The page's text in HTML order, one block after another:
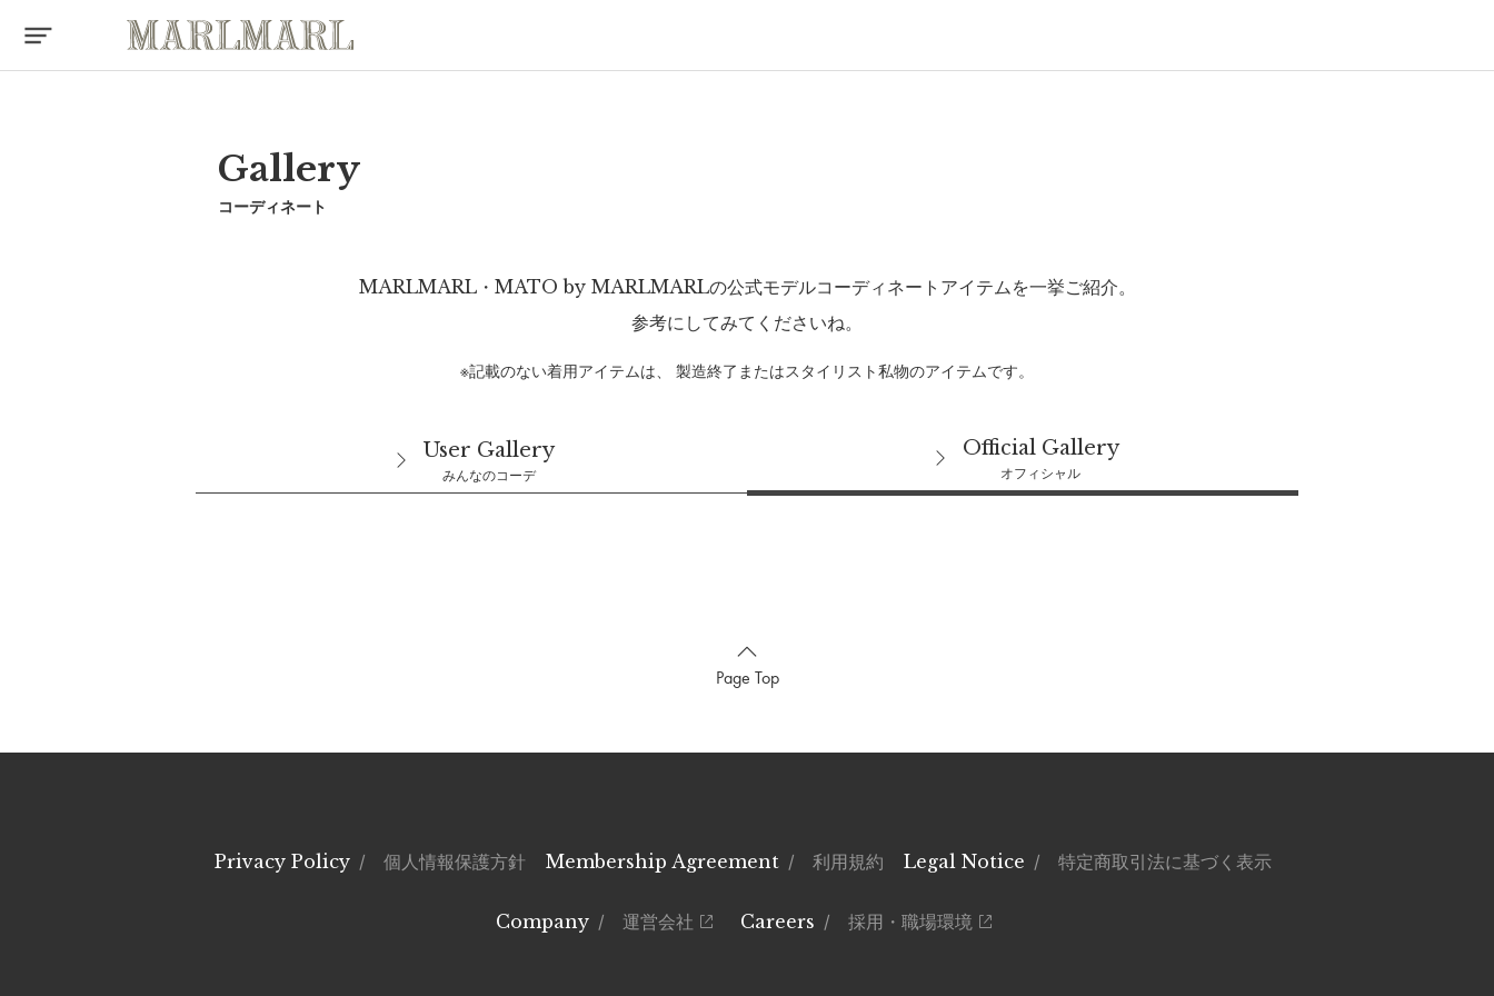
Gallery
コーディネート
MARLMARL・MATO by MARLMARLの公式モデルコーディネートアイテムを一挙ご紹介。
参考にしてみてくださいね。
※記載のない着用アイテムは、 製造終了またはスタイリスト私物のアイテムです。
User Gallery
みんなのコーデ
Official Gallery
オフィシャル
Page Top
Privacy Policy / 個人情報保護方針 Membership Agreement / 利用規約 Legal Notice / 特定商取引法に基づく表示
Company / 運営会社 Careers / 採用・職場環境